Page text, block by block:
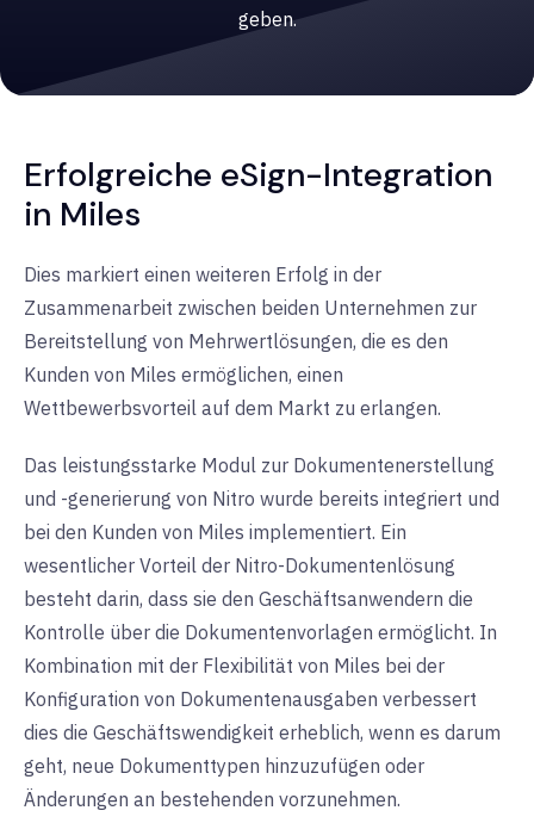
geben.
Erfolgreiche eSign-Integration
in Miles
Dies markiert einen weiteren Erfolg in der
Zusammenarbeit zwischen beiden Unternehmen zur
Bereitstellung von Mehrwertlösungen, die es den
Kunden von Miles ermöglichen, einen
Wettbewerbsvorteil auf dem Markt zu erlangen.
Das leistungsstarke Modul zur Dokumentenerstellung
und -generierung von Nitro wurde bereits integriert und
bei den Kunden von Miles implementiert. Ein
wesentlicher Vorteil der Nitro-Dokumentenlösung
besteht darin, dass sie den Geschäftsanwendern die
Kontrolle über die Dokumentenvorlagen ermöglicht. In
Kombination mit der Flexibilität von Miles bei der
Konfiguration von Dokumentenausgaben verbessert
dies die Geschäftswendigkeit erheblich, wenn es darum
geht, neue Dokumenttypen hinzuzufügen oder
Änderungen an bestehenden vorzunehmen.